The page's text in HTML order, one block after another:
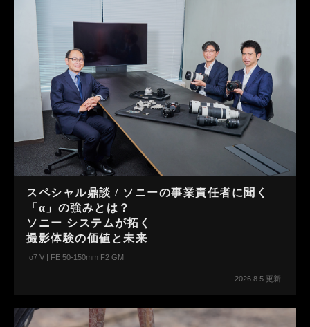
スペシャル鼎談 / ソニーの事業責任者に聞く
「α」の強みとは？
ソニー システムが拓く
撮影体験の価値と未来
α7 V | FE 50-150mm F2 GM
2026.8.5 更新